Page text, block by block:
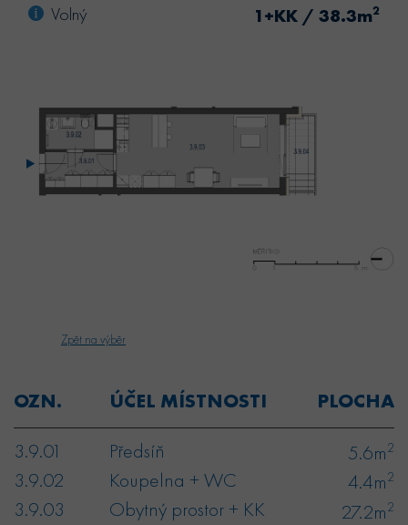
Volný 1+KK / 38.3m2
Zpět na výběr
OZN. ÚČEL MÍSTNOSTI PLOCHA
3.9.01 Předsíň 5.6m2
3.9.02 Koupelna + WC 4.4m2
3.9.03 Obytný prostor + KK 27.2m2